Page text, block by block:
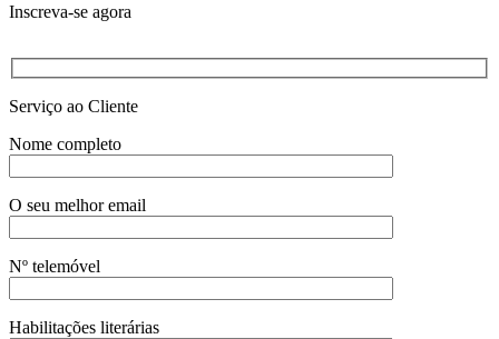
Inscreva-se agora
Serviço ao Cliente
Nome completo
O seu melhor email
Nº telemóvel
Habilitações literárias